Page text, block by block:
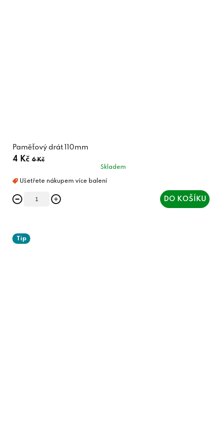
Paměťový drát 110mm
4 Kč 6 Kč
Skladem
DO KOŠÍKU
Tip